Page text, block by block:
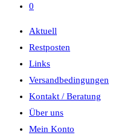
0
Aktuell
Restposten
Links
Versandbedingungen
Kontakt / Beratung
Über uns
Mein Konto